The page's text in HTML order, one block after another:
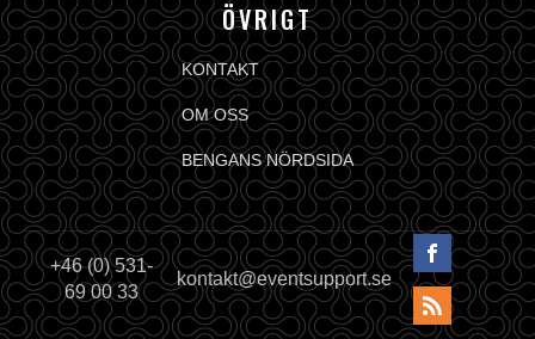
ÖVRIGT
KONTAKT
OM OSS
BENGANS NÖRDSIDA
+46 (0) 531-
69 00 33
kontakt@eventsupport.se